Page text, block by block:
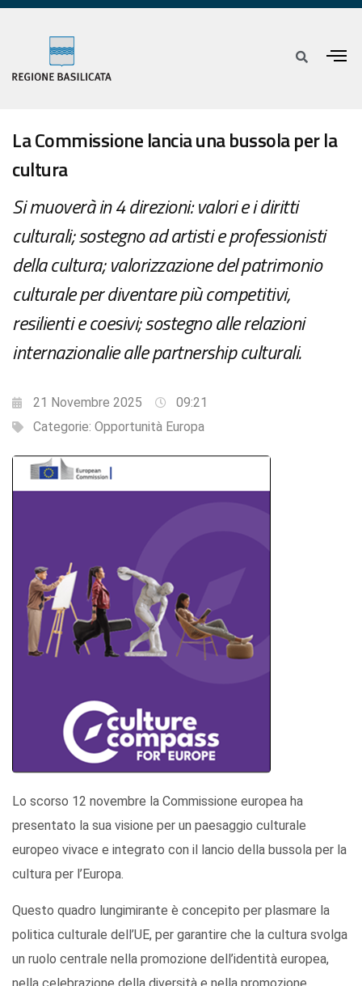
La Commissione lancia una bussola per la
cultura
Si muoverà in 4 direzioni: valori e i diritti
culturali; sostegno ad artisti e professionisti
della cultura; valorizzazione del patrimonio
culturale per diventare più competitivi,
resilienti e coesivi; sostegno alle relazioni
internazionalie alle partnership culturali.
21 Novembre 2025
09:21
Categorie: Opportunità Europa
Lo scorso 12 novembre la Commissione europea ha
presentato la sua visione per un paesaggio culturale
europeo vivace e integrato con il lancio della bussola per la
cultura per l’Europa.
Questo quadro lungimirante è concepito per plasmare la
politica culturale dell’UE, per garantire che la cultura svolga
un ruolo centrale nella promozione dell’identità europea,